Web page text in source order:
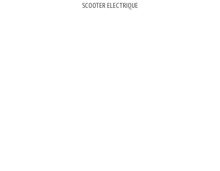
SCOOTER ELECTRIQUE